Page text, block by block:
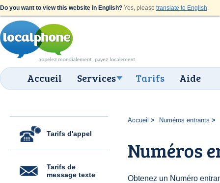
Do you want to view this website in English? Yes, please translate to English.
Accueil Services Tarifs Aide
Tarifs d'appel
Tarifs de
message texte
Accueil Numéros entrants
Numéros
Obtenez un Numéro